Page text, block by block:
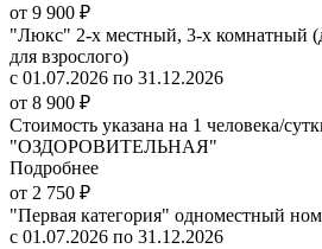
от 9 900 ₽
"Люкс" 2-х местный, 3-х комнатный
для взрослого)
с 01.07.2026 по 31.12.2026
от 8 900 ₽
Стоимость указана на 1 человека/
"ОЗДОРОВИТЕЛЬНАЯ"
Подробнее
от 2 750 ₽
"Первая категория" одноместный
с 01.07.2026 по 31.12.2026